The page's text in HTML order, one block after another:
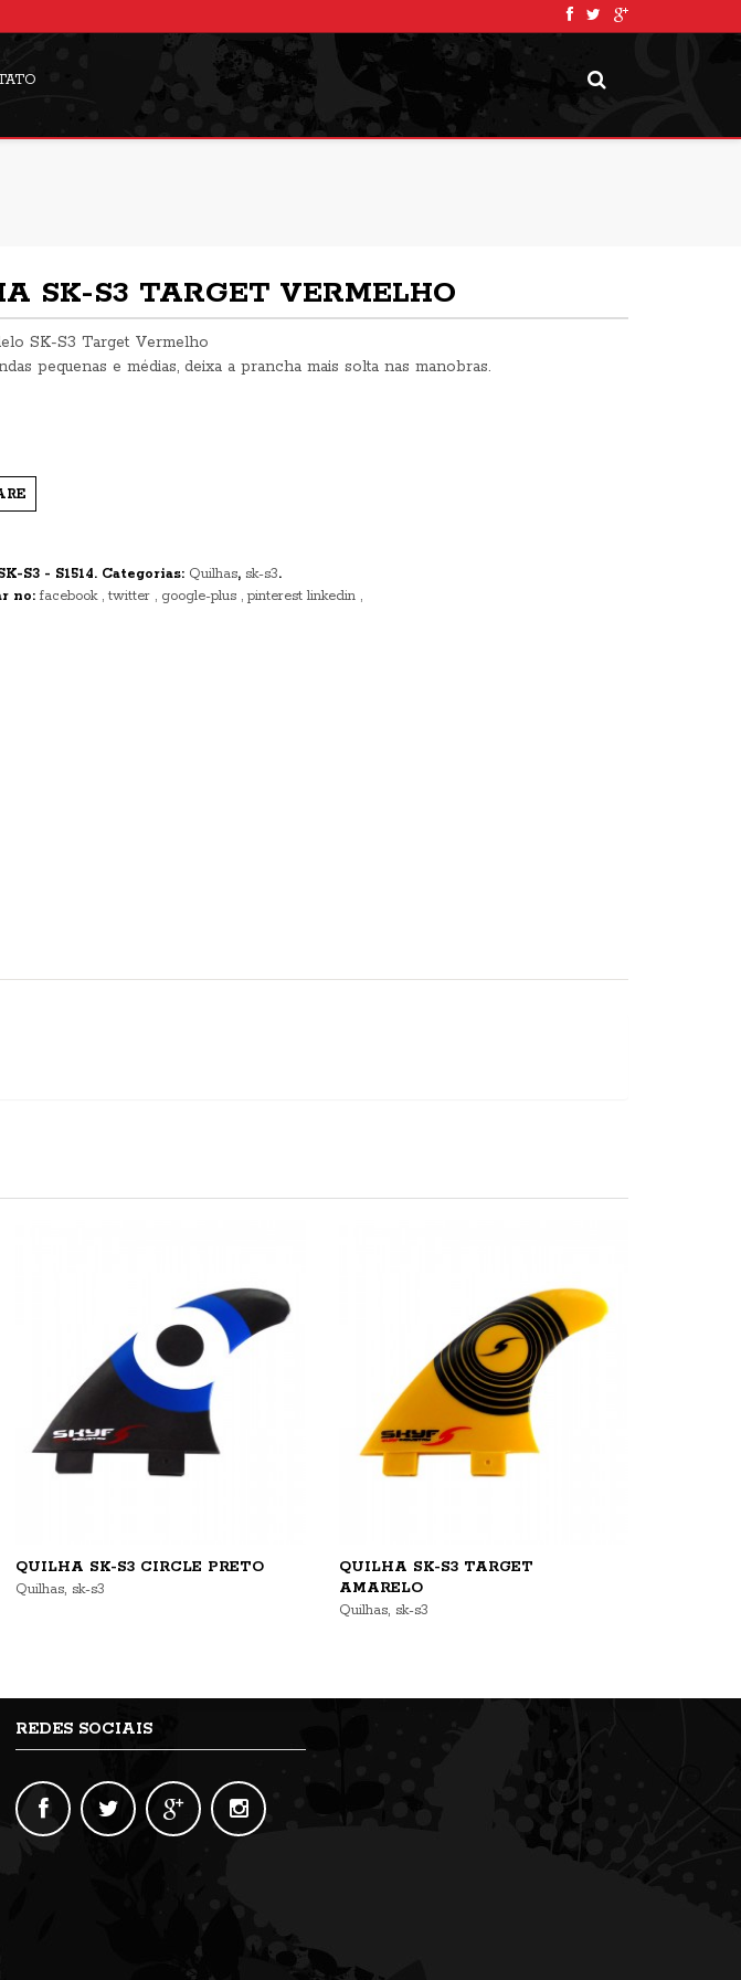
SK-S3 TARGET VERMELHO
SK-S3 Target Vermelho
pequenas e médias, deixa a prancha mais solta nas manobras.
S3 - S1514. Categorias: Quilhas, sk-s3.
no: facebook twitter google-plus pinterest linkedin
QUILHA SK-S3 CIRCLE PRETO
Quilhas, sk-s3
QUILHA SK-S3 TARGET
AMARELO
Quilhas, sk-s3
REDES SOCIAIS